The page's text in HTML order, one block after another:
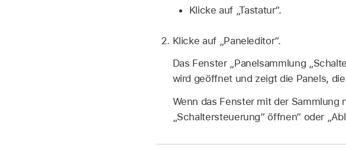
Klicke auf „Tastatur“.
Klicke auf „Paneleditor“.
Das Fenster „Panelsammlung
wird geöffnet und zeigt die Panels,
Wenn das Fenster mit der Sammlung
„Schaltersteuerung“ öffnen“ oder